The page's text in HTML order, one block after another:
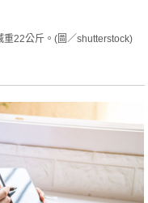
22公斤。(圖／shutterstock)